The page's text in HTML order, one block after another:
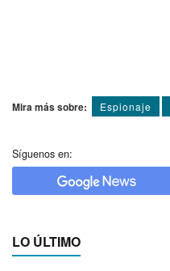
Mira más sobre: Espionaje
Síguenos en:
LO ÚLTIMO